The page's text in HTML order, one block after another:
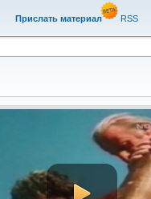
Прислать материал RSS